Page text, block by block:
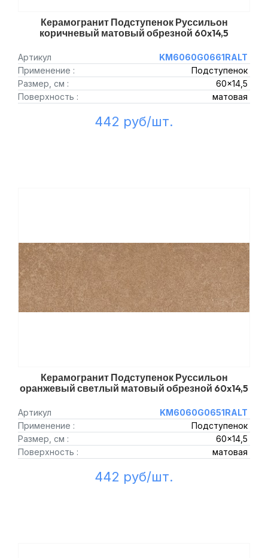
Керамогранит Подступенок Руссильон
коричневый матовый обрезной 60x14,5
Артикул
KM6060G0661RALT
Применение :
Подступенок
Размер, см :
60x14,5
Поверхность :
матовая
442 руб/шт.
Керамогранит Подступенок Руссильон
оранжевый светлый матовый обрезной 60x14,5
Артикул
KM6060G0651RALT
Применение :
Подступенок
Размер, см :
60x14,5
Поверхность :
матовая
442 руб/шт.